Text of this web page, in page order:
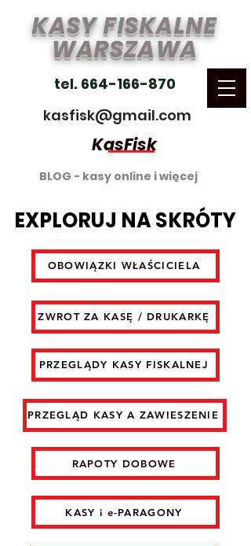
KASY FISKALNE
WARSZAWA
tel. 664-166-870
kasfisk@gmail.com
BLOG - kasy online i więcej
KasFisk
EXPLORUJ NA SKRÓTY
EXPLORUJ NA SKRÓTY
OBOWIĄZKI WŁAŚCICIELA
ZWROT ZA KASĘ / DRUKARKĘ
PRZEGLĄDY KASY FISKALNEJ
PRZEGLĄD KASY A ZAWIESZENIE
RAPOTY DOBOWE
KASY i e-PARAGONY